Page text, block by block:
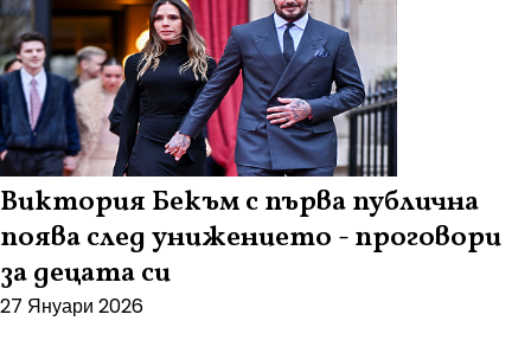
Виктория Бекъм с първа публична
поява след унижението - проговори
за децата си
27 Януари 2026